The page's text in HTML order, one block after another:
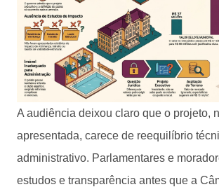
A audiência deixou claro que o projeto,
apresentada, carece de reequilíbrio
administrativo. Parlamentares e
estudos e transparência antes que a